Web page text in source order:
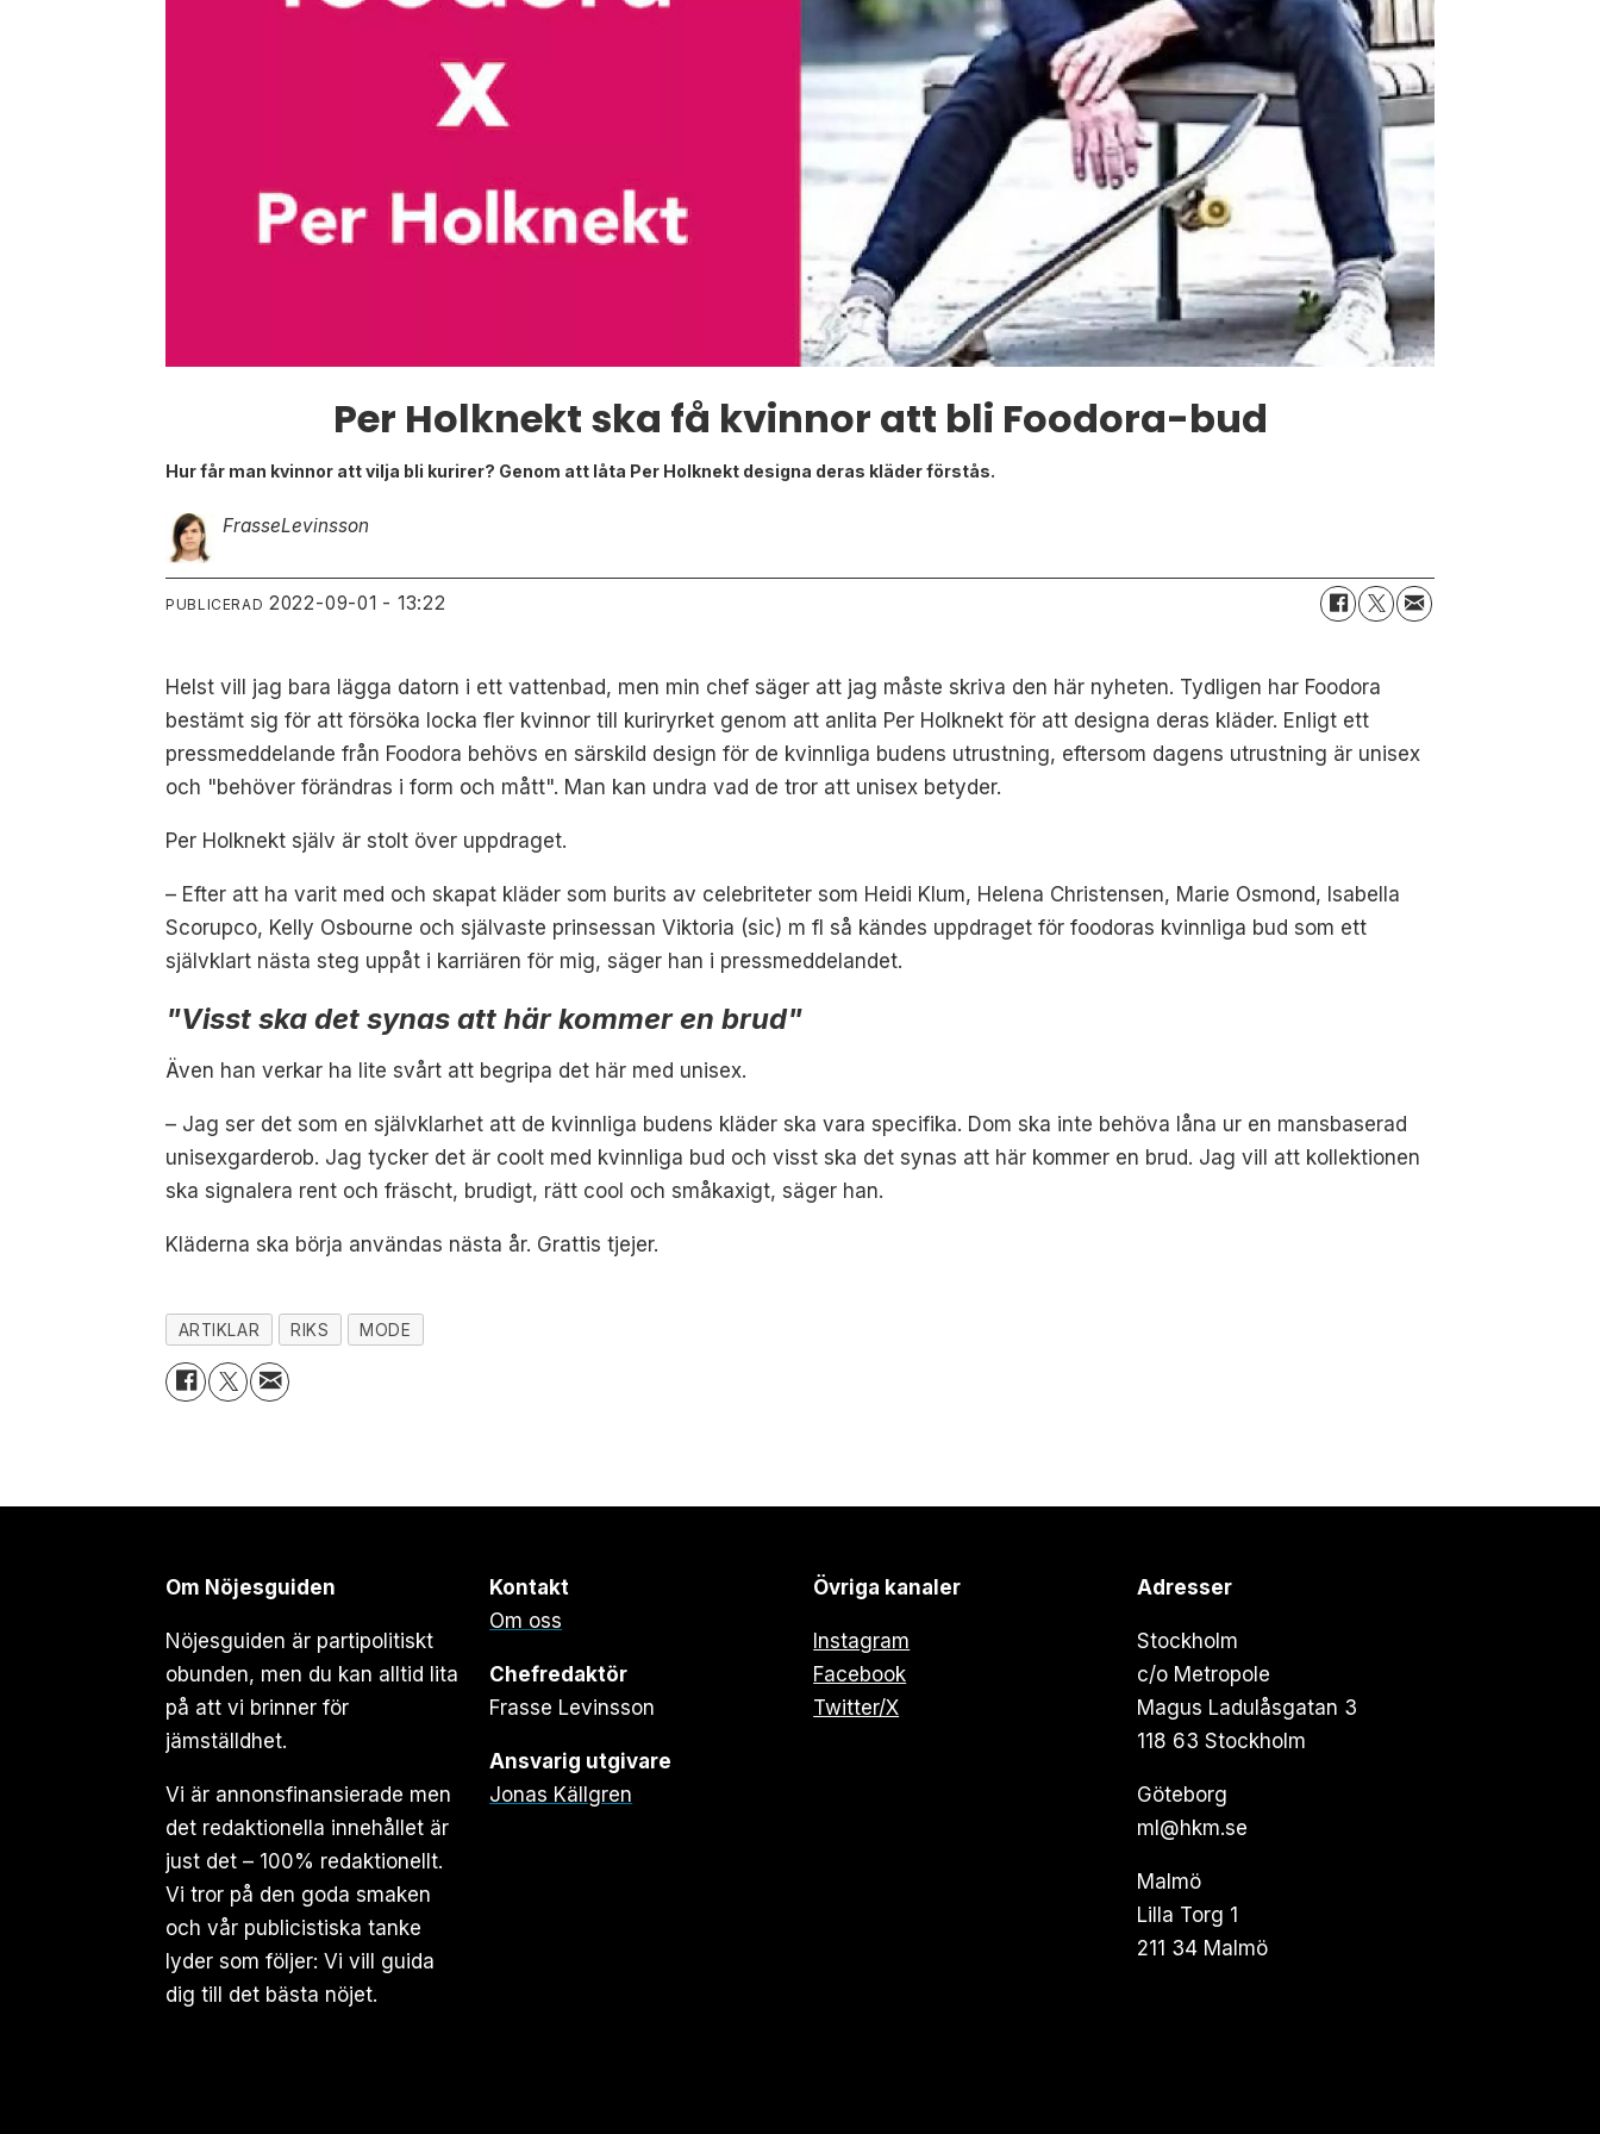
Per Holknekt ska få kvinnor att bli Foodora-bud
Hur får man kvinnor att vilja bli kurirer? Genom att låta Per Holknekt designa deras kläder förstås.
FrasseLevinsson
PUBLICERAD 2022-09-01 - 13:22
Helst vill jag bara lägga datorn i ett vattenbad, men min chef säger att jag måste skriva den här nyheten. Tydligen har Foodora
bestämt sig för att försöka locka fler kvinnor till kuriryrket genom att anlita Per Holknekt för att designa deras kläder. Enligt ett
pressmeddelande från Foodora behövs en särskild design för de kvinnliga budens utrustning, eftersom dagens utrustning är unisex
och "behöver förändras i form och mått". Man kan undra vad de tror att unisex betyder.
Per Holknekt själv är stolt över uppdraget.
– Efter att ha varit med och skapat kläder som burits av celebriteter som Heidi Klum, Helena Christensen, Marie Osmond, Isabella
Scorupco, Kelly Osbourne och självaste prinsessan Viktoria (sic) m fl så kändes uppdraget för foodoras kvinnliga bud som ett
självklart nästa steg uppåt i karriären för mig, säger han i pressmeddelandet.
"Visst ska det synas att här kommer en brud"
Även han verkar ha lite svårt att begripa det här med unisex.
– Jag ser det som en självklarhet att de kvinnliga budens kläder ska vara specifika. Dom ska inte behöva låna ur en mansbaserad
unisexgarderob. Jag tycker det är coolt med kvinnliga bud och visst ska det synas att här kommer en brud. Jag vill att kollektionen
ska signalera rent och fräscht, brudigt, rätt cool och småkaxigt, säger han.
Kläderna ska börja användas nästa år. Grattis tjejer.
ARTIKLAR RIKS MODE
Om Nöjesguiden
Nöjesguiden är partipolitiskt
obunden, men du kan alltid lita
på att vi brinner för
jämställdhet.
Vi är annonsfinansierade men
det redaktionella innehållet är
just det – 100% redaktionellt.
Vi tror på den goda smaken
och vår publicistiska tanke
lyder som följer: Vi vill guida
dig till det bästa nöjet.
Kontakt
Om oss
Chefredaktör
Frasse Levinsson
Ansvarig utgivare
Jonas Källgren
Övriga kanaler
Instagram
Facebook
Twitter/X
Adresser
Stockholm
c/o Metropole
Magus Ladulåsgatan 3
118 63 Stockholm
Göteborg
ml@hkm.se
Malmö
Lilla Torg 1
211 34 Malmö